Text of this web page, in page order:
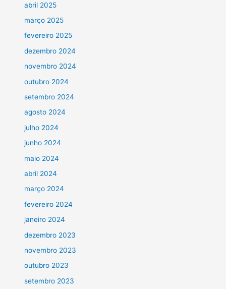
abril 2025
março 2025
fevereiro 2025
dezembro 2024
novembro 2024
outubro 2024
setembro 2024
agosto 2024
julho 2024
junho 2024
maio 2024
abril 2024
março 2024
fevereiro 2024
janeiro 2024
dezembro 2023
novembro 2023
outubro 2023
setembro 2023